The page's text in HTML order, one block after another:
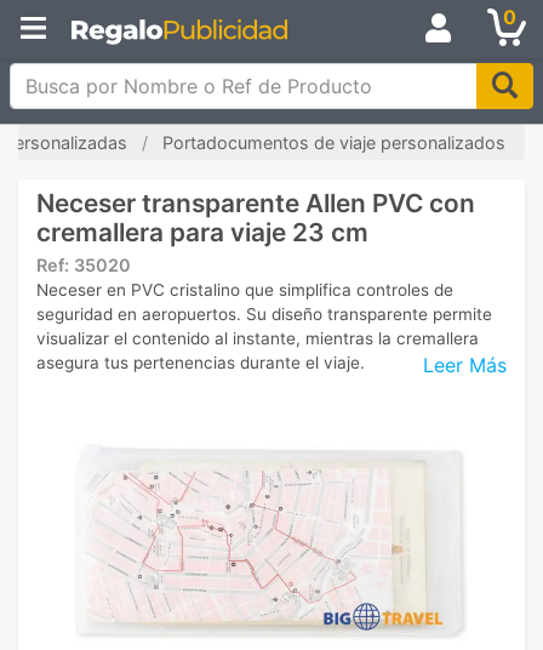
0
Busca por Nombre o Ref de Producto
Portadocumentos de viaje personalizados
Neceser transparente Allen PVC con
cremallera para viaje 23 cm
Ref: 35020
Leer Más
Neceser en PVC cristalino que simplifica controles de
seguridad en aeropuertos. Su diseño transparente permite
visualizar el contenido al instante, mientras la cremallera
asegura tus pertenencias durante el viaje.